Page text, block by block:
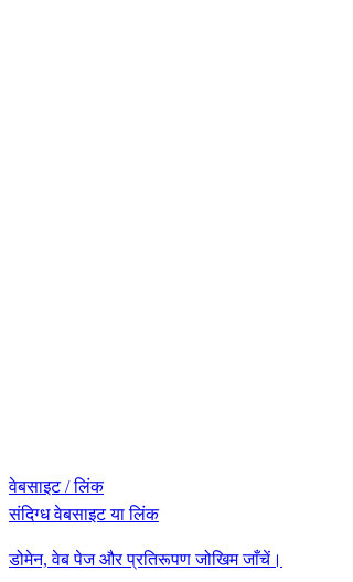
वेबसाइट / लिंक
संदिग्ध वेबसाइट या लिंक
डोमेन, वेब पेज और प्रतिरूपण जोखिम जाँचें।